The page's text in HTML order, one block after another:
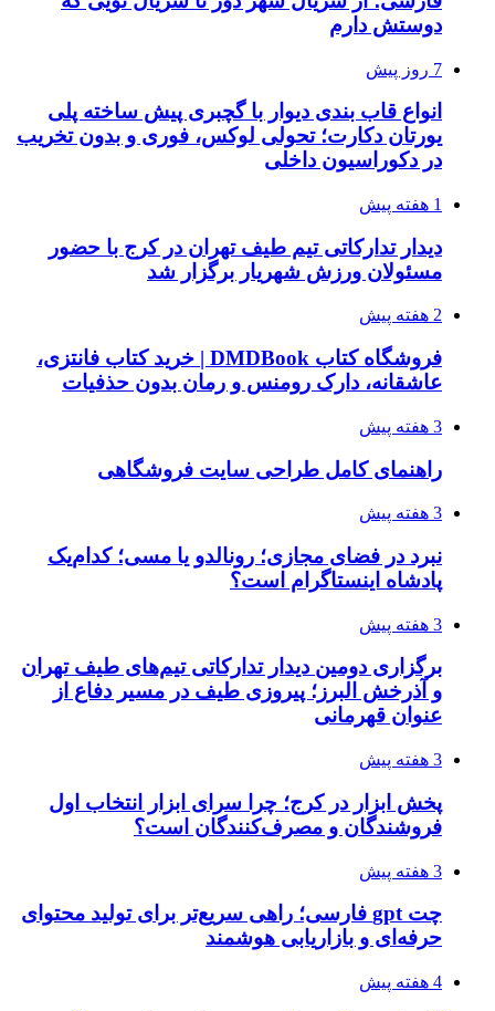
دوستش دارم
7 روز پیش
انواع قاب بندی دیوار با گچبری پیش ساخته پلی
یورتان دکارت؛ تحولی لوکس، فوری و بدون تخریب
در دکوراسیون داخلی
1 هفته پیش
دیدار تدارکاتی تیم طیف تهران در کرج با حضور
مسئولان ورزش شهریار برگزار شد
2 هفته پیش
فروشگاه کتاب DMDBook | خرید کتاب فانتزی،
عاشقانه، دارک رومنس و رمان بدون حذفیات
3 هفته پیش
راهنمای کامل طراحی سایت فروشگاهی
3 هفته پیش
نبرد در فضای مجازی؛ رونالدو یا مسی؛ کدام‌یک
پادشاه اینستاگرام است؟
3 هفته پیش
برگزاری دومین دیدار تدارکاتی تیم‌های طیف تهران
و آذرخش البرز؛ پیروزی طیف در مسیر دفاع از
عنوان قهرمانی
3 هفته پیش
پخش ابزار در کرج؛ چرا سرای ابزار انتخاب اول
فروشندگان و مصرف‌کنندگان است؟
3 هفته پیش
چت gpt فارسی؛ راهی سریع‌تر برای تولید محتوای
حرفه‌ای و بازاریابی هوشمند
4 هفته پیش